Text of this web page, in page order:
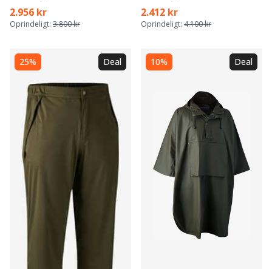
2.956 kr
Oprindeligt: 3.800 kr
2.412 kr
Oprindeligt: 4.100 kr
25% Deal 10% Deal